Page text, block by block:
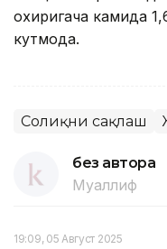
охиригача камида
кутмоқда.
Соғлиқни сақлаш
без автора
Муаллиф
19:09, 05 Август 2025